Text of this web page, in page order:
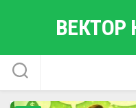
ВЕКТОР